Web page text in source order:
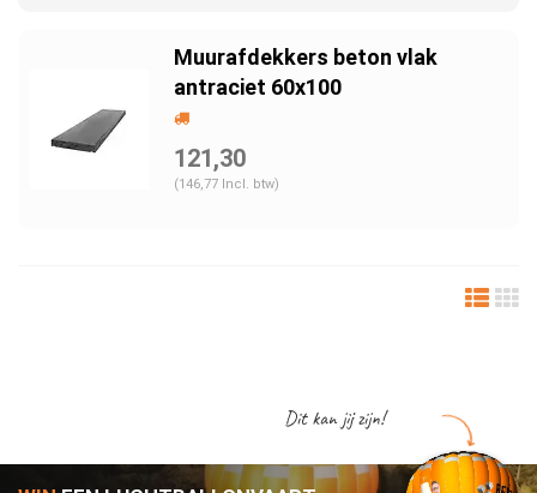
Muurafdekkers beton vlak
antraciet 60x100
121,30
(146,77 Incl. btw)
Dit kan jij zijn!